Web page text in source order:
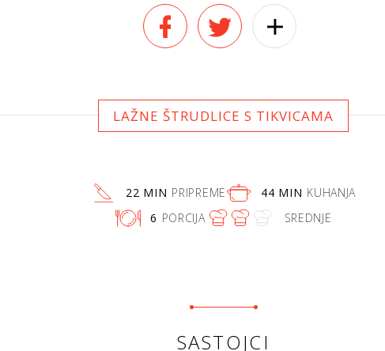
LAŽNE ŠTRUDLICE S TIKVICAMA
22 MIN PRIPREME 44 MIN KUHANJA
6 PORCIJA SREDNJE
SASTOJCI